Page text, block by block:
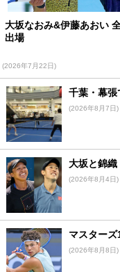
大坂なおみ&伊藤あおい
出場
(2026年7月22日)
千葉・幕張
(2026年8月7日)
大坂と錦織
(2026年8月4日)
マスター
(2026年8月8日)